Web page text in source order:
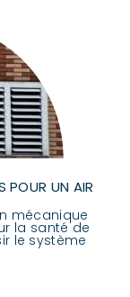
POUR UN AIR
mécanique
la santé de
le système